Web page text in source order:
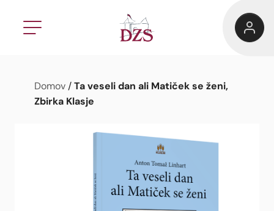
Domov / Ta veseli dan ali Matiček se ženi,
Zbirka Klasje